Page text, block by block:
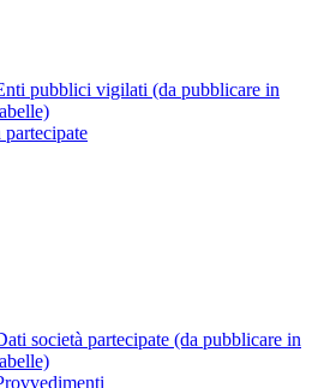
pubblici vigilati (da pubblicare in
partecipate
società partecipate (da pubblicare in